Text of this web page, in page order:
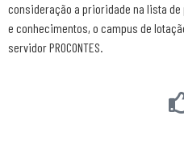
consideração a prioridade na lista de
e conhecimentos, o campus de
servidorPROCONTES.